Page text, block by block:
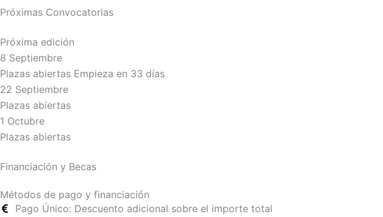
Próximas Convocatorias
Próxima edición
8 Septiembre
Plazas abiertas Empieza en 33 días
22 Septiembre
Plazas abiertas
1 Octubre
Plazas abiertas
Financiación y Becas
Métodos de pago y financiación
Pago Único: Descuento adicional sobre el importe total